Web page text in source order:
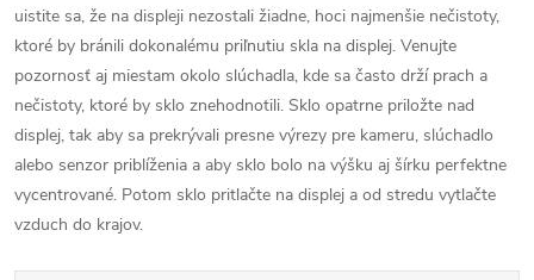
uistite sa, že na displeji nezostali žiadne, hoci najmenšie nečistoty,
ktoré by bránili dokonalému priľnutiu skla na displej. Venujte
pozornosť aj miestam okolo slúchadla, kde sa často drží prach a
nečistoty, ktoré by sklo znehodnotili. Sklo opatrne priložte nad
displej, tak aby sa prekrývali presne výrezy pre kameru, slúchadlo
alebo senzor priblíženia a aby sklo bolo na výšku aj šírku perfektne
vycentrované. Potom sklo pritlačte na displej a od stredu vytlačte
vzduch do krajov.